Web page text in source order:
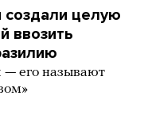
создали целую
ввозить
— его называют